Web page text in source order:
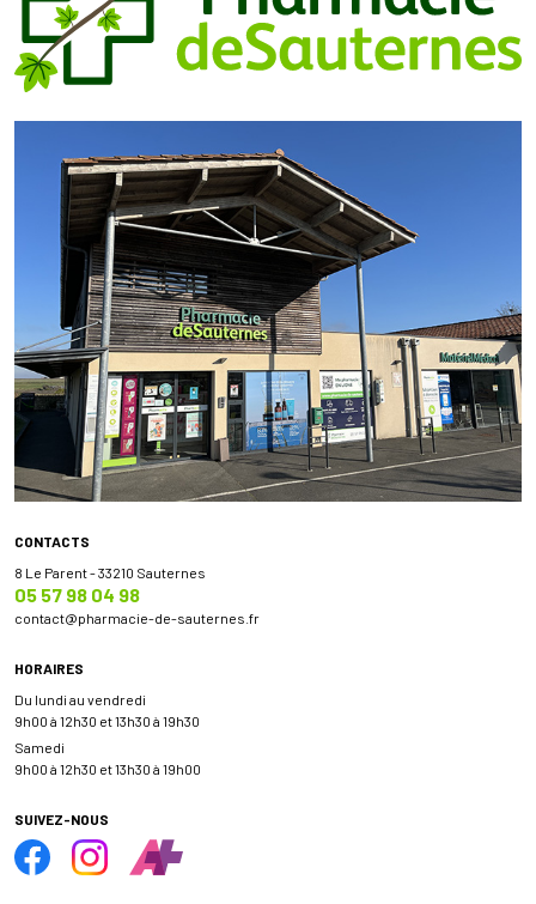
CONTACTS
8 Le Parent - 33210 Sauternes
05 57 98 04 98
contact@pharmacie-de-sauternes.fr
HORAIRES
Du lundi au vendredi
9h00 à 12h30 et 13h30 à 19h30
Samedi
9h00 à 12h30 et 13h30 à 19h00
SUIVEZ-NOUS